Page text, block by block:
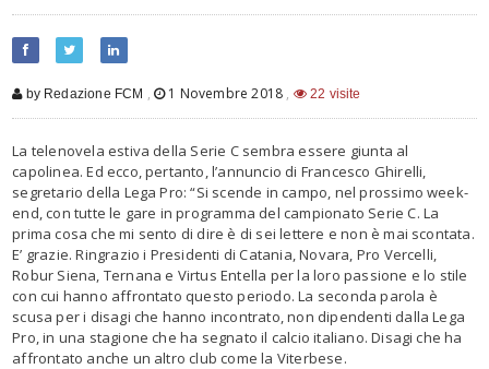
by Redazione FCM , 1 Novembre 2018 , 22 visite
La telenovela estiva della Serie C sembra essere giunta al
capolinea. Ed ecco, pertanto, l’annuncio di Francesco Ghirelli,
segretario della Lega Pro: “Si scende in campo, nel prossimo week-
end, con tutte le gare in programma del campionato Serie C. La
prima cosa che mi sento di dire è di sei lettere e non è mai scontata.
E’ grazie. Ringrazio i Presidenti di Catania, Novara, Pro Vercelli,
Robur Siena, Ternana e Virtus Entella per la loro passione e lo stile
con cui hanno affrontato questo periodo. La seconda parola è
scusa per i disagi che hanno incontrato, non dipendenti dalla Lega
Pro, in una stagione che ha segnato il calcio italiano. Disagi che ha
affrontato anche un altro club come la Viterbese.